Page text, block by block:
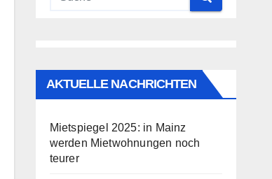
AKTUELLE NACHRICHTEN
Mietspiegel 2025: in Mainz
werden Mietwohnungen noch
teurer